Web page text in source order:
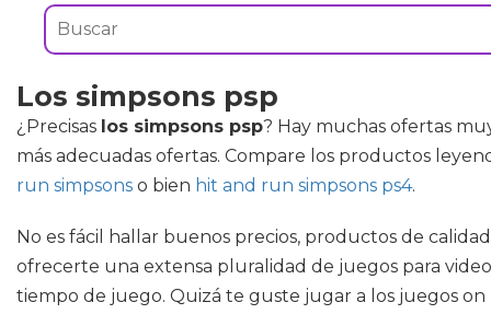
Los simpsons psp
¿Precisas los simpsons psp? Hay muchas ofertas
más adecuadas ofertas. Compare los productos
run simpsons o bien hit and run simpsons ps4.
No es fácil hallar buenos precios, productos de
ofrecerte una extensa pluralidad de juegos para
tiempo de juego. Quizá te guste jugar a los juegos